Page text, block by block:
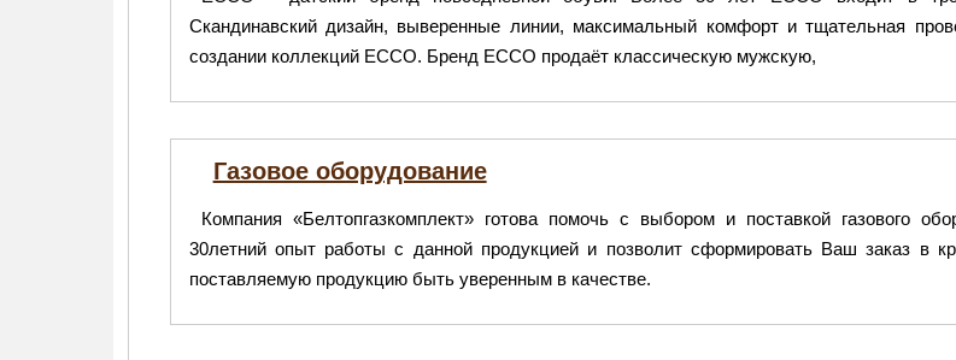
Скандинавский дизайн, выверенные линии, максимальный комфорт и тщательная
создании коллекций ECCO. Бренд ECCO продаёт классическую мужскую,
Газовое оборудование
Компания «Белтопгазкомплект» готова помочь с выбором и поставкой газового
30летний опыт работы с данной продукцией и позволит сформировать Ваш заказ в
поставляемую продукцию быть уверенным в качестве.